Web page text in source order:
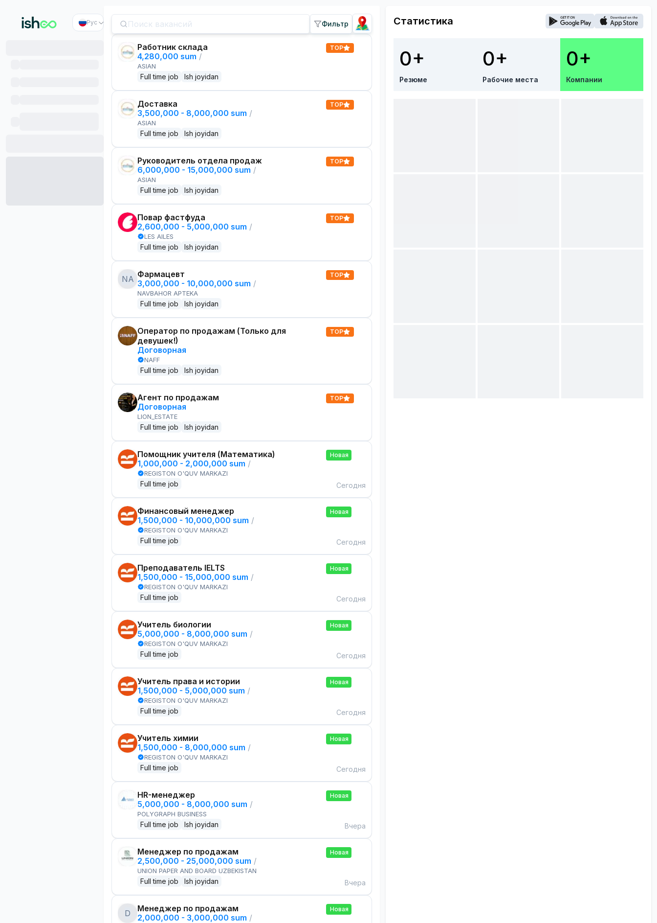
Рус Фильтр
Работник склада
4,280,000 sum /
ASIAN
Full time job Ish joyidan
TOP
Доставка
3,500,000 - 8,000,000 sum /
ASIAN
Full time job Ish joyidan
TOP
Руководитель отдела продаж
6,000,000 - 15,000,000 sum /
ASIAN
Full time job Ish joyidan
TOP
Повар фастфуда
2,600,000 - 5,000,000 sum /
LES AILES
Full time job Ish joyidan
TOP
NA Фармацевт
3,000,000 - 10,000,000 sum /
NAVBAHOR APTEKA
Full time job Ish joyidan
TOP
Оператор по продажам (Только для
девушек!)
Договорная
NAFF
Full time job Ish joyidan
TOP
Агент по продажам
Договорная
LION_ESTATE
Full time job Ish joyidan
TOP
Помощник учителя (Математика)
1,000,000 - 2,000,000 sum /
REGISTON O'QUV MARKAZI
Full time job
Новая
Сегодня
Финансовый менеджер
1,500,000 - 10,000,000 sum /
REGISTON O'QUV MARKAZI
Full time job
Новая
Сегодня
Преподаватель IELTS
1,500,000 - 15,000,000 sum /
REGISTON O'QUV MARKAZI
Full time job
Новая
Сегодня
Учитель биологии
5,000,000 - 8,000,000 sum /
REGISTON O'QUV MARKAZI
Full time job
Новая
Сегодня
Учитель права и истории
1,500,000 - 5,000,000 sum /
REGISTON O'QUV MARKAZI
Full time job
Новая
Сегодня
Учитель химии
1,500,000 - 8,000,000 sum /
REGISTON O'QUV MARKAZI
Full time job
Новая
Сегодня
HR-менеджер
5,000,000 - 8,000,000 sum /
POLYGRAPH BUSINESS
Full time job Ish joyidan
Новая
Вчера
Менеджер по продажам
2,500,000 - 25,000,000 sum /
UNION PAPER AND BOARD UZBEKISTAN
Full time job Ish joyidan
Новая
Вчера
D
Менеджер по продажам
2,000,000 - 3,000,000 sum /
Новая
Статистика
0+
Резюме
0+
Рабочие места
0+
Компании